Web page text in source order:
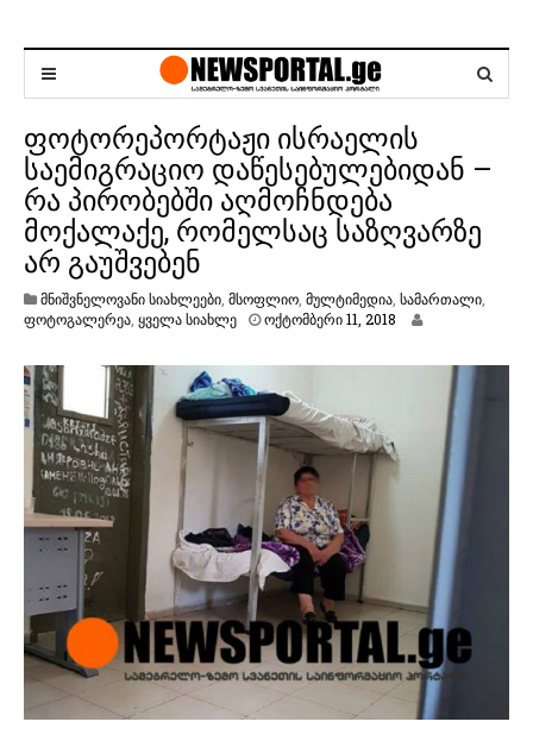
ფოტორეპორტაჟი ისრაელის
საემიგრაციო დაწესებულებიდან –
რა პირობებში აღმოჩნდება
მოქალაქე, რომელსაც საზღვარზე
არ გაუშვებენ
მნიშვნელოვანი სიახლეები მსოფლიო მულტიმედია სამართალი
ფოტოგალერეა ყველა სიახლე ოქტომბერი 11, 2018
რ
ი
1
8